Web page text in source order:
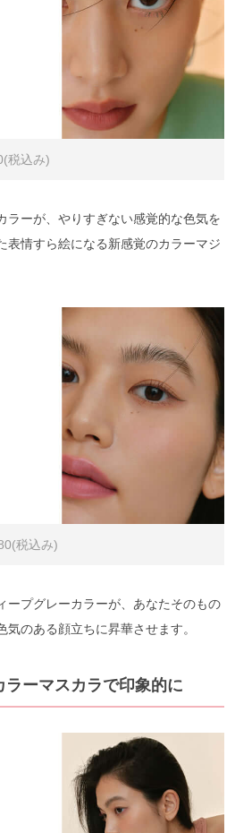
税込み)
ラーが、やりすぎない感覚的な色気を
表情すら絵になる新感覚のカラーマジ
税込み)
ープグレーカラーが、あなたそのもの
のある顔立ちに昇華させます。
ーマスカラで印象的に